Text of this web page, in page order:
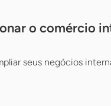
o comércio
seus negócios